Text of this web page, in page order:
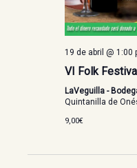
19 de abril @ 1:00
VI Folk
LaVeguilla -
Quintanilla de
9,00€